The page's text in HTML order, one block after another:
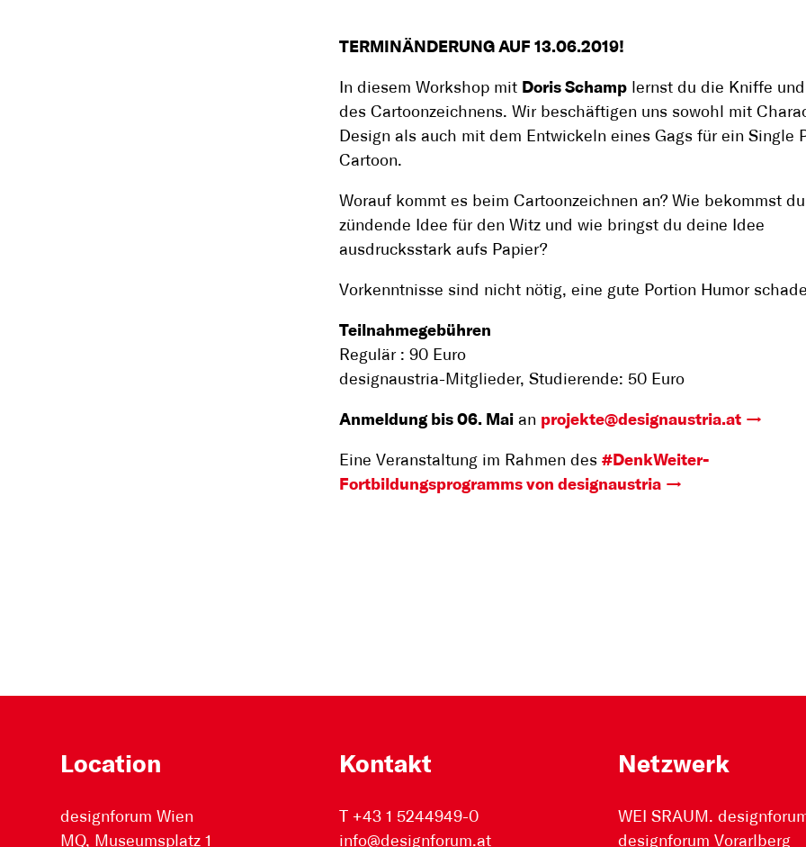
TERMINÄNDERUNG AUF 13.06.2019!
In diesem Workshop mit Doris Schamp lernst du die Kniffe
des Cartoonzeichnens. Wir beschäftigen uns sowohl mit
Design als auch mit dem Entwickeln eines Gags für ein Single
Cartoon.
Worauf kommt es beim Cartoonzeichnen an? Wie bekommst
zündende Idee für den Witz und wie bringst du deine Idee
ausdrucksstark aufs Papier?
Vorkenntnisse sind nicht nötig, eine gute Portion Humor
Teilnahmegebühren
Regulär : 90 Euro
designaustria-Mitglieder, Studierende: 50 Euro
Anmeldung bis 06. Mai an projekte@designaustria.at
Eine Veranstaltung im Rahmen des #DenkWeiter-
Fortbildungsprogramms von designaustria
Location
designforum Wien
MQ, Museumsplatz 1
Kontakt
T +43 1 5244949-0
info@designforum.at
Netzwerk
WEI SRAUM.
designforum Vorarlberg